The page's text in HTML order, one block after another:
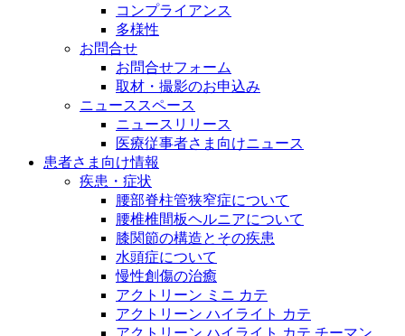
コンプライアンス
多様性
お問合せ
お問合せフォーム
取材・撮影のお申込み
ニューススペース
ニュースリリース
医療従事者さま向けニュース
患者さま向け情報
疾患・症状
腰部脊柱管狭窄症について
腰椎椎間板ヘルニアについて
膝関節の構造とその疾患
水頭症について
慢性創傷の治癒
アクトリーン ミニ カテ
アクトリーン ハイライト カテ
アクトリーン ハイライト カテ チーマン